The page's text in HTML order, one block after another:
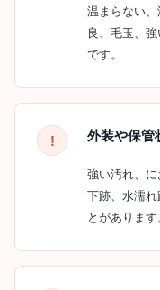
温まらない
良、毛玉、
です。
外装や保管
強い汚れ、
下跡、水濡
とがあります